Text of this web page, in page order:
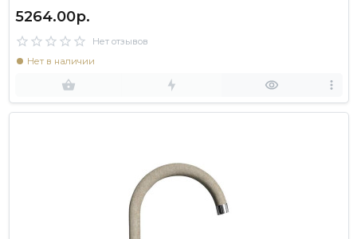
5264.00р.
Нет отзывов
Нет в наличии